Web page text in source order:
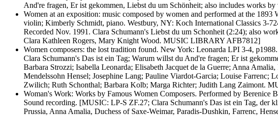
And're fragen, Er ist gekommen, Liebst du um Schönheit; also includes works
Women at an exposition: music composed by women and performed at the
violin; Kimberly Schmidt, piano. Westbury, NY: Koch International Classics 3-
Recorded Nov. 1991. Clara Schumann's Liebst du um Schonheit (2:24); also
Clara Kathleen Rogers, Mary Knight Wood. MUSIC LIBRARY AFB7812]
Women composers: the lost tradition found. New York: Leonarda LPI 3-4,
Clara Schumann's Das ist ein Tag; Warum willst du And're fragen; Er ist
Barbara Strozzi; Isabella Leonarda; Elisabeth Jacquet de la Guerre; Anna
Mendelssohn Hensel; Josephine Lang; Pauline Viardot-Garcia; Louise
Zwilich; Ruth Schonthal; Barbara Kolb; Marga Richter; Judith Lang Zaimont.
Woman's Work: Works by Famous Women Composers. Performed by
Sound recording. [MUSIC: LP-S ZF.27; Clara Schumann's Das ist ein Tag, der
Prussia, Anna Amalia, Duchess of Saxe-Weimar, Paradis-Dushkin, Farrenc,